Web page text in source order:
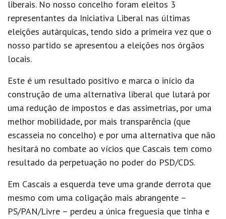
liberais. No nosso concelho foram eleitos 3
representantes da Iniciativa Liberal nas últimas
eleições autárquicas, tendo sido a primeira vez que o
nosso partido se apresentou a eleições nos órgãos
locais.
Este é um resultado positivo e marca o início da
construção de uma alternativa liberal que lutará por
uma redução de impostos e das assimetrias, por uma
melhor mobilidade, por mais transparência (que
escasseia no concelho) e por uma alternativa que não
hesitará no combate ao vícios que Cascais tem como
resultado da perpetuação no poder do PSD/CDS.
Em Cascais a esquerda teve uma grande derrota que
mesmo com uma coligação mais abrangente –
PS/PAN/Livre – perdeu a única freguesia que tinha e